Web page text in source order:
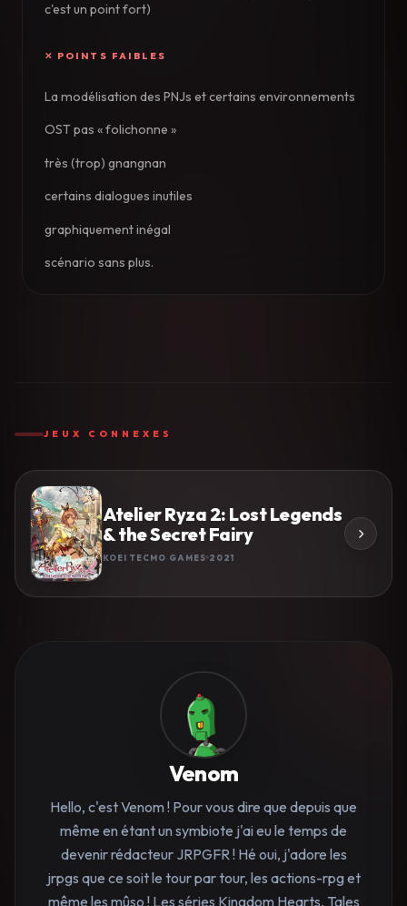
c'est un point fort)
La modélisation des PNJs et certains environnements
OST pas « folichonne »
très (trop) gnangnan
certains dialogues inutiles
graphiquement inégal
scénario sans plus.
JEUX CONNEXES
Atelier Ryza 2: Lost Legends
& the Secret Fairy
KOEI TECMO GAMES 2021
Venom
Hello, c'est Venom ! Pour vous dire que depuis que
même en étant un symbiote j'ai eu le temps de
devenir rédacteur JRPGFR ! Hé oui, j'adore les
jrpgs que ce soit le tour par tour, les actions-rpg et
même les mûso ! Les séries Kingdom Hearts, Tales